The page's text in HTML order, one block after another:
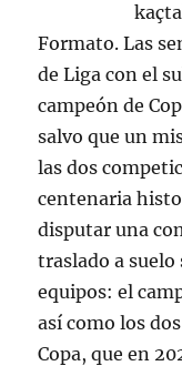
Formato. Las
de Liga con el
campeón de
salvo que un
las dos
centenaria
disputar una
traslado a
equipos: el
así como los
Copa, que en